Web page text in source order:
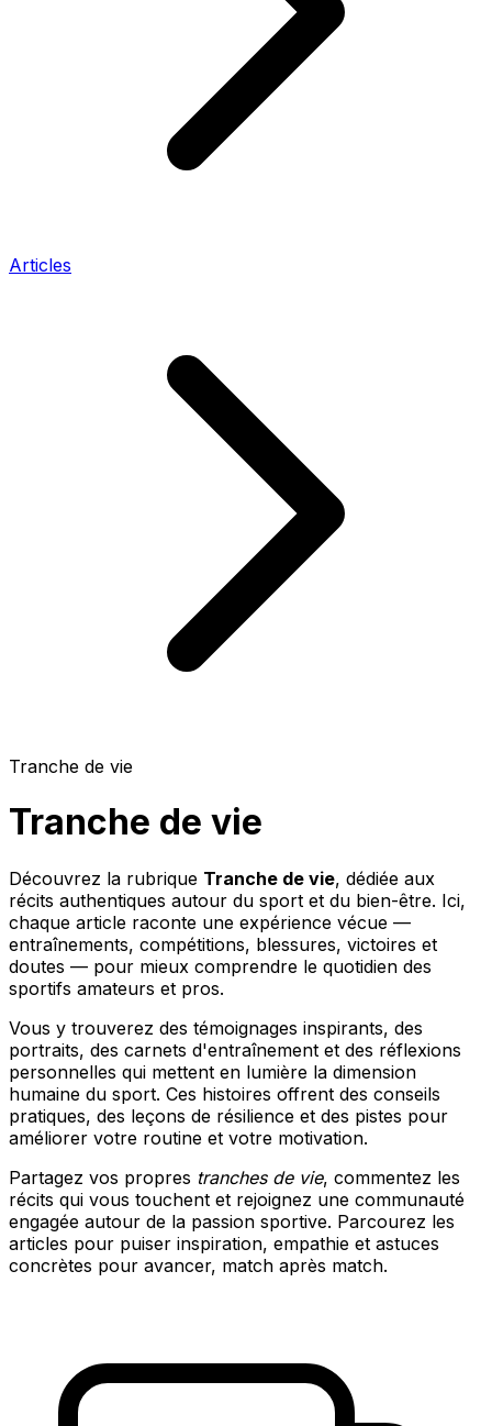
Articles
Tranche de vie
Tranche de vie
Découvrez la rubrique Tranche de vie, dédiée aux
récits authentiques autour du sport et du bien-être. Ici,
chaque article raconte une expérience vécue —
entraînements, compétitions, blessures, victoires et
doutes — pour mieux comprendre le quotidien des
sportifs amateurs et pros.
Vous y trouverez des témoignages inspirants, des
portraits, des carnets d'entraînement et des réflexions
personnelles qui mettent en lumière la dimension
humaine du sport. Ces histoires offrent des conseils
pratiques, des leçons de résilience et des pistes pour
améliorer votre routine et votre motivation.
Partagez vos propres tranches de vie, commentez les
récits qui vous touchent et rejoignez une communauté
engagée autour de la passion sportive. Parcourez les
articles pour puiser inspiration, empathie et astuces
concrètes pour avancer, match après match.